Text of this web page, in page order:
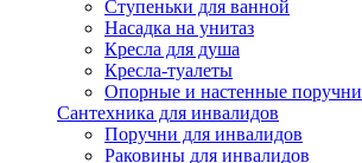
Ступеньки для ванной
Насадка на унитаз
Кресла для душа
Кресла-туалеты
Опорные и настенные поручни
Сантехника для инвалидов
Поручни для инвалидов
Раковины для инвалидов